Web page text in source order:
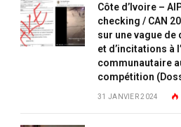
Côte d’Ivoire –
checking / CAN
sur une vague
et d’incitations à
communautaire
compétition
31 JANVIER 2024